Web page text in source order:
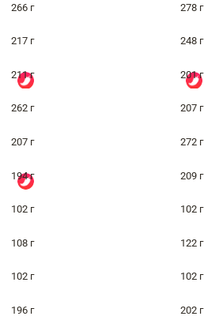
266 г 278 г
217 г 248 г
211 г 201 г
262 г 207 г
207 г 272 г
194 г 209 г
102 г 102 г
108 г 122 г
102 г 102 г
196 г 202 г